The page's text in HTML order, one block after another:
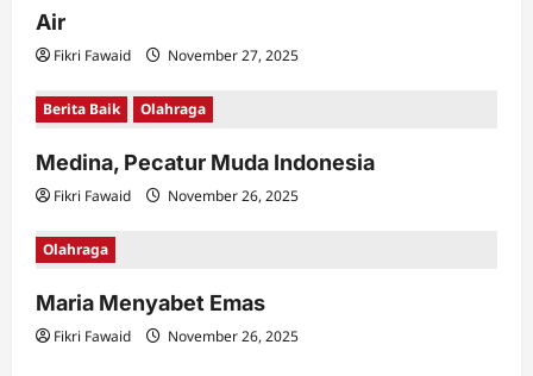
g
a
i
o
n
Air
Fikri Fawaid November 27, 2025
Berita Baik Olahraga
Medina, Pecatur Muda Indonesia
Fikri Fawaid November 26, 2025
Olahraga
Maria Menyabet Emas
Fikri Fawaid November 26, 2025